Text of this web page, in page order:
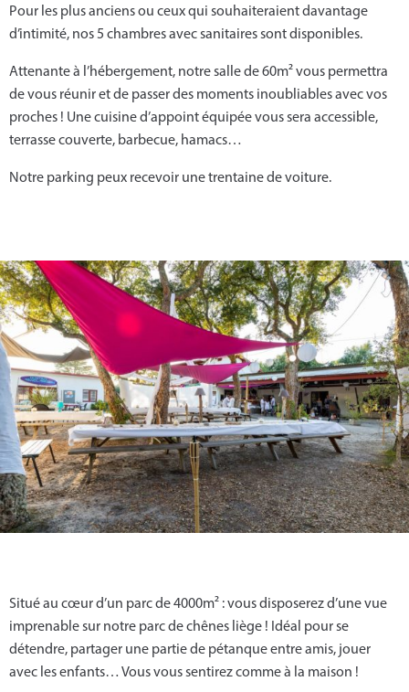
Pour les plus anciens ou ceux qui souhaiteraient davantage
d’intimité, nos 5 chambres avec sanitaires sont disponibles.
Attenante à l’hébergement, notre salle de 60m² vous permettra
de vous réunir et de passer des moments inoubliables avec vos
proches ! Une cuisine d’appoint équipée vous sera accessible,
terrasse couverte, barbecue, hamacs…
Notre parking peux recevoir une trentaine de voiture.
Situé au cœur d’un parc de 4000m² : vous disposerez d’une vue
imprenable sur notre parc de chênes liège ! Idéal pour se
détendre, partager une partie de pétanque entre amis, jouer
avec les enfants… Vous vous sentirez comme à la maison !